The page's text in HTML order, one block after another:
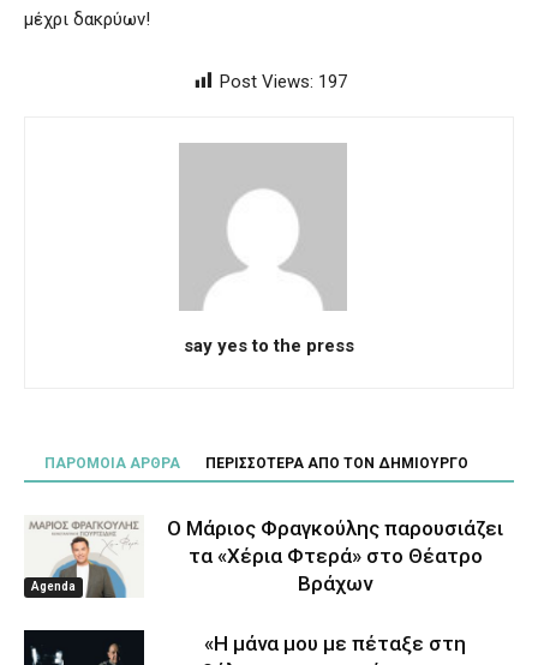
μέχρι δακρύων!
Post Views: 197
say yes to the press
ΠΑΡΟΜΟΙΑ ΑΡΘΡΑ ΠΕΡΙΣΣΟΤΕΡΑ ΑΠΟ ΤΟΝ ΔΗΜΙΟΥΡΓΟ
Agenda
Ο Μάριος Φραγκούλης παρουσιάζει
τα «Χέρια Φτερά» στο Θέατρο
Βράχων
«Η μάνα μου με πέταξε στη